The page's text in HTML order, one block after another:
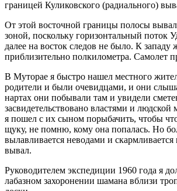
границей Куликовского (радиального)
От этой восточной границы полосы
зоной, поскольку горизонтальный поток
далее на восток следов не было. К
приблизительно полкилометра. Самолет
В Муторае я быстро нашел местного
родители и были очевидцами, и они
нартах они побывали там и увидели
засвидетельствовано властями и
я пошел с их сыном порыбачить, чтобы
щуку, не помню, кому она попалась. Но
вылавливается неводами и
вывал.
Руководителем экспедиции 1960 года я
лабазном захоронении шамана вблизи